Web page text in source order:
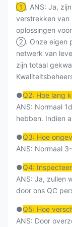
①. ANS: Ja,
verstrekken van
oplossingen
②. Onze eigen
netwerk van
zijn totaal
●Q2: Hoe lang
ANS: Normaal
hebben. Indien
●Q3: Hoe
ANS: Normaal
●Q4:
ANS: Ja, zullen
door ons QC
●Q5: Hoe
ANS: Door